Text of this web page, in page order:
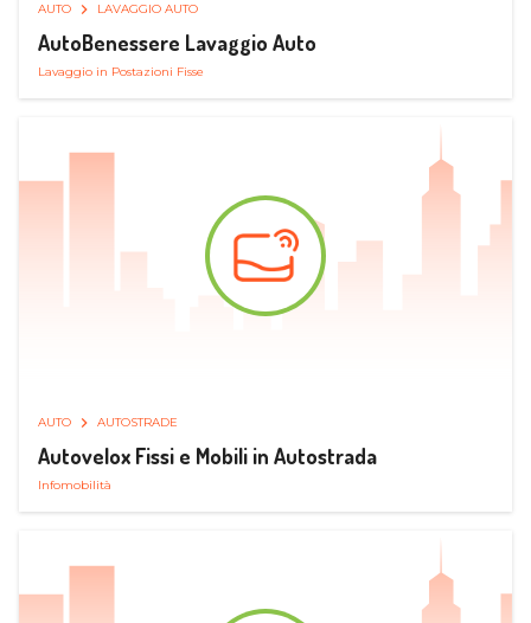
AUTO LAVAGGIO AUTO
AutoBenessere Lavaggio Auto
Lavaggio in Postazioni Fisse
AUTO AUTOSTRADE
Autovelox Fissi e Mobili in Autostrada
Infomobilità